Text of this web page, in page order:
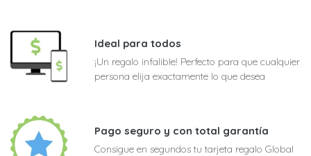
Ideal para todos
¡Un regalo infalible! Perfecto para que cualquier
persona elija exactamente lo que desea
Pago seguro y con total garantía
Consigue en segundos tu tarjeta regalo Global